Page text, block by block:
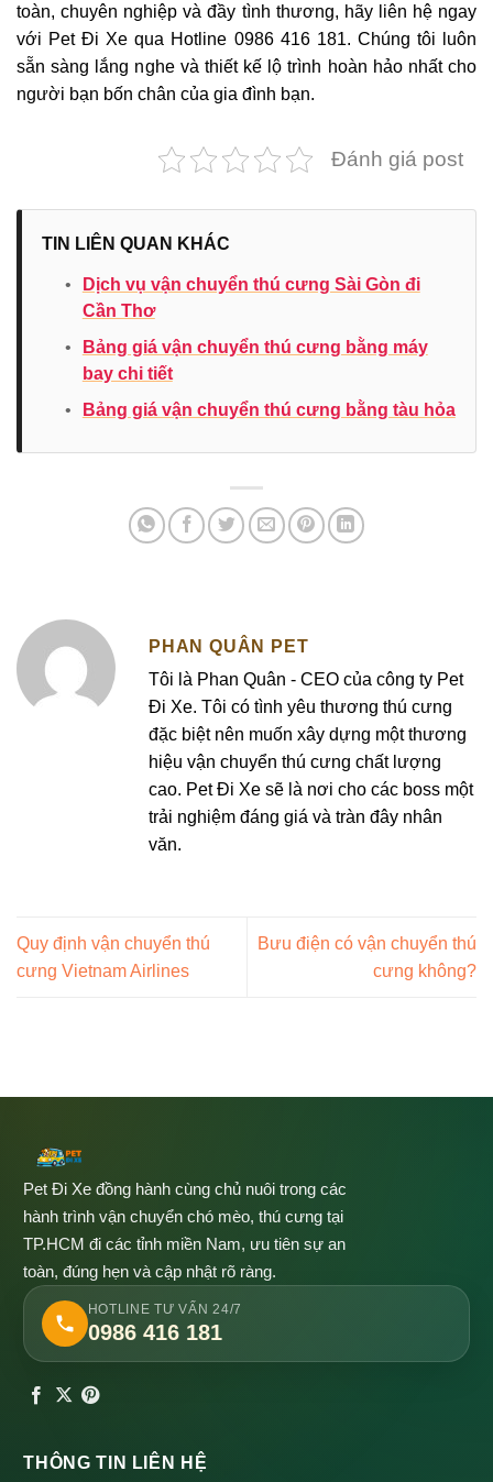
toàn, chuyên nghiệp và đầy tình thương, hãy liên hệ ngay
với Pet Đi Xe qua Hotline 0986 416 181. Chúng tôi luôn
sẵn sàng lắng nghe và thiết kế lộ trình hoàn hảo nhất cho
người bạn bốn chân của gia đình bạn.
Đánh giá post
TIN LIÊN QUAN KHÁC
•
Dịch vụ vận chuyển thú cưng Sài Gòn đi
Cần Thơ
•
Bảng giá vận chuyển thú cưng bằng máy
bay chi tiết
•
Bảng giá vận chuyển thú cưng bằng tàu hỏa
PHAN QUÂN PET
Tôi là Phan Quân - CEO của công ty Pet
Đi Xe. Tôi có tình yêu thương thú cưng
đặc biệt nên muốn xây dựng một thương
hiệu vận chuyển thú cưng chất lượng
cao. Pet Đi Xe sẽ là nơi cho các boss một
trải nghiệm đáng giá và tràn đây nhân
văn.
Quy định vận chuyển thú
cưng Vietnam Airlines
Bưu điện có vận chuyển thú
cưng không?
Pet Đi Xe đồng hành cùng chủ nuôi trong các
hành trình vận chuyển chó mèo, thú cưng tại
TP.HCM đi các tỉnh miền Nam, ưu tiên sự an
toàn, đúng hẹn và cập nhật rõ ràng.
HOTLINE TƯ VẤN 24/7
0986 416 181
THÔNG TIN LIÊN HỆ